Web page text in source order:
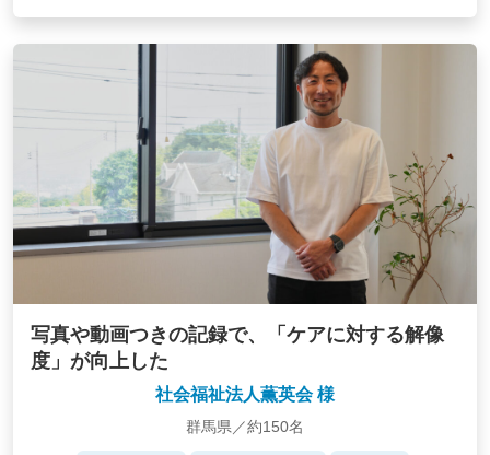
写真や動画つきの記録で、「ケアに対する解像
度」が向上した
社会福祉法人薫英会 様
群馬県／約150名